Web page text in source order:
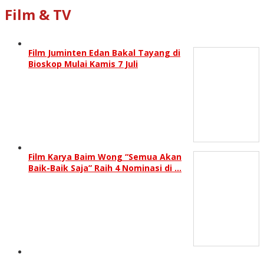
Film & TV
Film Juminten Edan Bakal Tayang di
Bioskop Mulai Kamis 7 Juli
Film Karya Baim Wong “Semua Akan
Baik-Baik Saja” Raih 4 Nominasi di …